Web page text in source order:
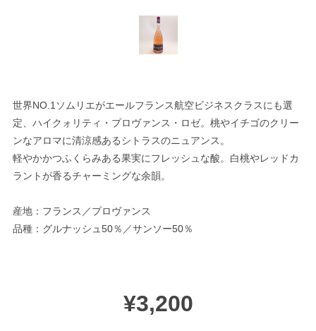
世界NO.1ソムリエがエールフランス航空ビジネスクラスにも選
定、ハイクォリティ・プロヴァンス・ロゼ。桃やイチゴのクリー
ンなアロマに清涼感あるシトラスのニュアンス。
軽やかかつふくらみある果実にフレッシュな酸。白桃やレッドカ
ラントが香るチャーミングな余韻。
産地：フランス／プロヴァンス
品種：グルナッシュ50％／サンソー50％
¥3,200